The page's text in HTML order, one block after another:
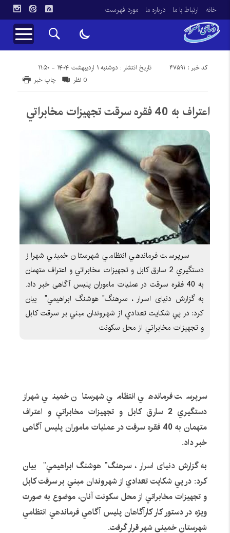
خانه ارتباط با ما درباره ما مورد فهرست
تاریخ انتشار : دوشنبه ۱ اردیبهشت ۱۴۰۴ - ۱۱:۵۰ کد خبر : 47591
چاپ خبر 0 نظر
اعتراف به 40 فقره سرقت تجهيزات مخابراتي
سرپرست فرماندهي انتظامي شهرستان خميني شهراز
دستگيري 2 سارق کابل و تجهيزات مخابراتي و اعتراف متهمان
به 40 فقره سرقت در عملیات ماموران پلیس آگاهی خبر داد.
به گزارش دنیای اسرار ، سرهنگ” هوشنگ ابراهيمي” بيان
کرد: در پي شکايت تعدادي از شهروندان مبني بر سرقت کابل
و تجهيزات مخابراتي از محل سکونت
سرپرست فرماندهي انتظامي شهرستان خميني شهراز
دستگيري 2 سارق کابل و تجهيزات مخابراتي و اعتراف
متهمان به40 فقره سرقت در عملیات ماموران پلیس آگاهی
خبر داد.
به گزارش دنیای اسرار، سرهنگ” هوشنگ ابراهيمي” بيان
کرد: در پي شکايت تعدادي از شهروندان مبني بر سرقت کابل
و تجهيزات مخابراتي از محل سکونت آنان، موضوع به صورت
ویژه در دستور کار کارآگاهان پليس آگاهي فرماندهي انتظامي
شهرستان خميني شهر قرار گرفت.